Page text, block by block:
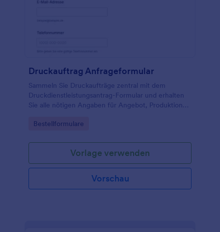
Druckauftrag Anfrageformular
Sammeln Sie Druckaufträge zentral mit dem
Druckdienstleistungsantrag-Formular und erhalten
Sie alle nötigen Angaben für Angebot, Produktion
Formularantwort, ideal für Druckereien, Agenturen
Go to Category:
Bestellformulare
Vorlage verwenden
Vorschau